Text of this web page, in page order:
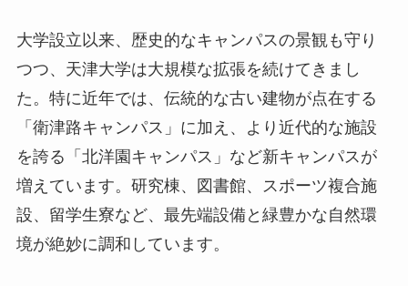
大学設立以来、歴史的なキャンパスの景観も守り
つつ、天津大学は大規模な拡張を続けてきまし
た。特に近年では、伝統的な古い建物が点在する
「衛津路キャンパス」に加え、より近代的な施設
を誇る「北洋園キャンパス」など新キャンパスが
増えています。研究棟、図書館、スポーツ複合施
設、留学生寮など、最先端設備と緑豊かな自然環
境が絶妙に調和しています。